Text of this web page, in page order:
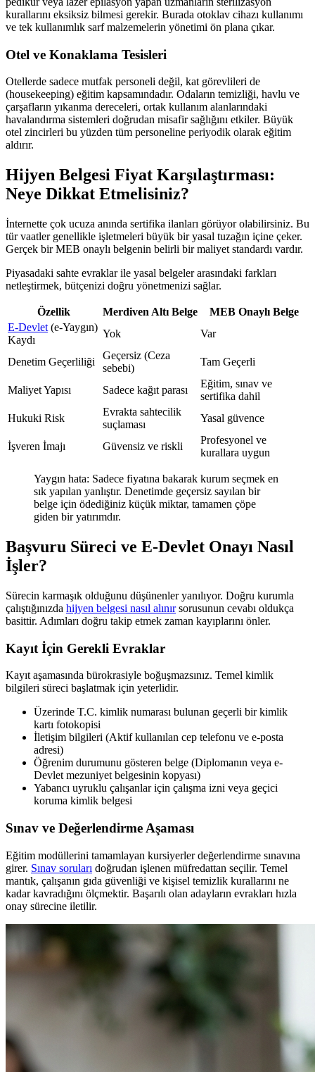
kurallarını eksiksiz bilmesi gerekir. Burada otoklav cihazı kullanımı
ve tek kullanımlık sarf malzemelerin yönetimi ön plana çıkar.
Otel ve Konaklama Tesisleri
Otellerde sadece mutfak personeli değil, kat görevlileri de
(housekeeping) eğitim kapsamındadır. Odaların temizliği, havlu ve
çarşafların yıkanma dereceleri, ortak kullanım alanlarındaki
havalandırma sistemleri doğrudan misafir sağlığını etkiler. Büyük
otel zincirleri bu yüzden tüm personeline periyodik olarak eğitim
aldırır.
Hijyen Belgesi Fiyat Karşılaştırması:
Neye Dikkat Etmelisiniz?
İnternette çok ucuza anında sertifika ilanları görüyor olabilirsiniz. Bu
tür vaatler genellikle işletmeleri büyük bir yasal tuzağın içine çeker.
Gerçek bir MEB onaylı belgenin belirli bir maliyet standardı vardır.
Piyasadaki sahte evraklar ile yasal belgeler arasındaki farkları
netleştirmek, bütçenizi doğru yönetmenizi sağlar.
Özellik Merdiven Altı Belge
MEB Onaylı Belge
E-Devlet (e-Yaygın)
Kaydı
Yok Var
Denetim Geçerliliği
Geçersiz (Ceza
sebebi)
Tam Geçerli
Maliyet Yapısı Sadece kağıt parası
Eğitim, sınav ve
sertifika dahil
Hukuki Risk
Evrakta sahtecilik
suçlaması
Yasal güvence
İşveren İmajı Güvensiz ve riskli
Profesyonel ve
kurallara uygun
Yaygın hata: Sadece fiyatına bakarak kurum seçmek en
sık yapılan yanlıştır. Denetimde geçersiz sayılan bir
belge için ödediğiniz küçük miktar, tamamen çöpe
giden bir yatırımdır.
Başvuru Süreci ve E-Devlet Onayı Nasıl
İşler?
Sürecin karmaşık olduğunu düşünenler yanılıyor. Doğru kurumla
çalıştığınızda hijyen belgesi nasıl alınırsorusunun cevabı oldukça
basittir. Adımları doğru takip etmek zaman kayıplarını önler.
Kayıt İçin Gerekli Evraklar
Kayıt aşamasında bürokrasiyle boğuşmazsınız. Temel kimlik
bilgileri süreci başlatmak için yeterlidir.
Üzerinde T.C. kimlik numarası bulunan geçerli bir kimlik
kartı fotokopisi
İletişim bilgileri (Aktif kullanılan cep telefonu ve e-posta
adresi)
Öğrenim durumunu gösteren belge (Diplomanın veya e-
Devlet mezuniyet belgesinin kopyası)
Yabancı uyruklu çalışanlar için çalışma izni veya geçici
koruma kimlik belgesi
Sınav ve Değerlendirme Aşaması
Eğitim modüllerini tamamlayan kursiyerler değerlendirme sınavına
girer. Sınav soruları doğrudan işlenen müfredattan seçilir. Temel
mantık, çalışanın gıda güvenliği ve kişisel temizlik kurallarını ne
kadar kavradığını ölçmektir. Başarılı olan adayların evrakları hızla
onay sürecine iletilir.